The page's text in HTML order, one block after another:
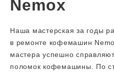
Nemox
Наша мастерская за годы
в ремонте кофемашин
мастера успешно
поломок кофемашины. По